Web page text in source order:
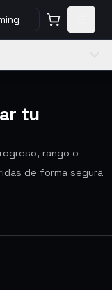
tu
rango o
de forma segura